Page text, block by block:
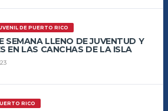
DE PUERTO RICO
SEMANA LLENO DE JUVENTUD Y
EN LAS CANCHAS DE LA ISLA
RICO